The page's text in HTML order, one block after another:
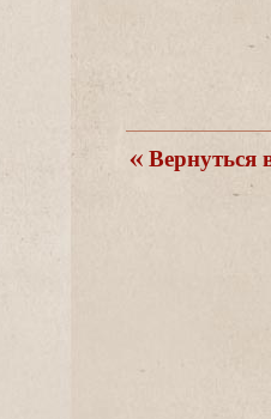
ернуться